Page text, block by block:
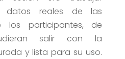
datos reales de las
los participantes, de
salir con la
y lista para su uso.